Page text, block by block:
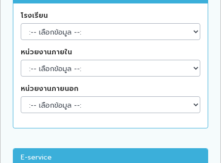
โรงเรียน
หน่วยงานภายใน
หน่วยงานภายนอก
E-service